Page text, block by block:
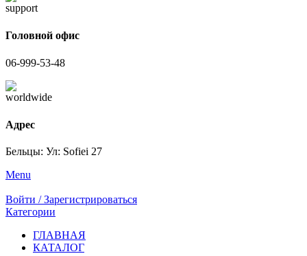
Головной офис
06-999-53-48
Адрес
Бельцы: Ул: Sofiei 27
Menu
Войти / Зарегистрироваться
Категории
ГЛАВНАЯ
КАТАЛОГ